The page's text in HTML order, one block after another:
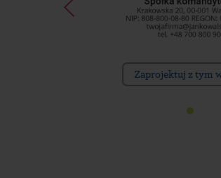
Zaprojektuj z tym